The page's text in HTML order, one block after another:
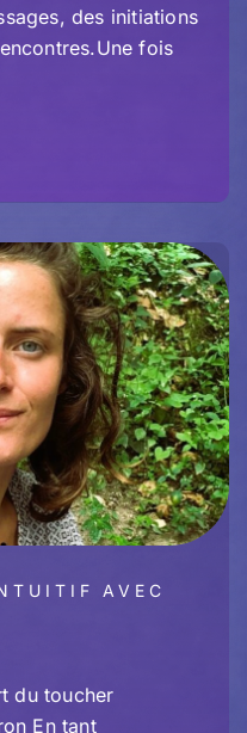
des initiations
fois
AVEC
du toucher
En tant